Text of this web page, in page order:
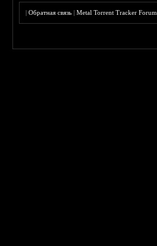
|Обратная связь |Metal Torrent Tracker Forum